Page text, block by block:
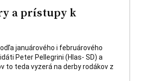
a prístupy k
januárového i februárového
Peter Pellegrini (Hlas- SD) a
to teda vyzerá na derby rodákov z